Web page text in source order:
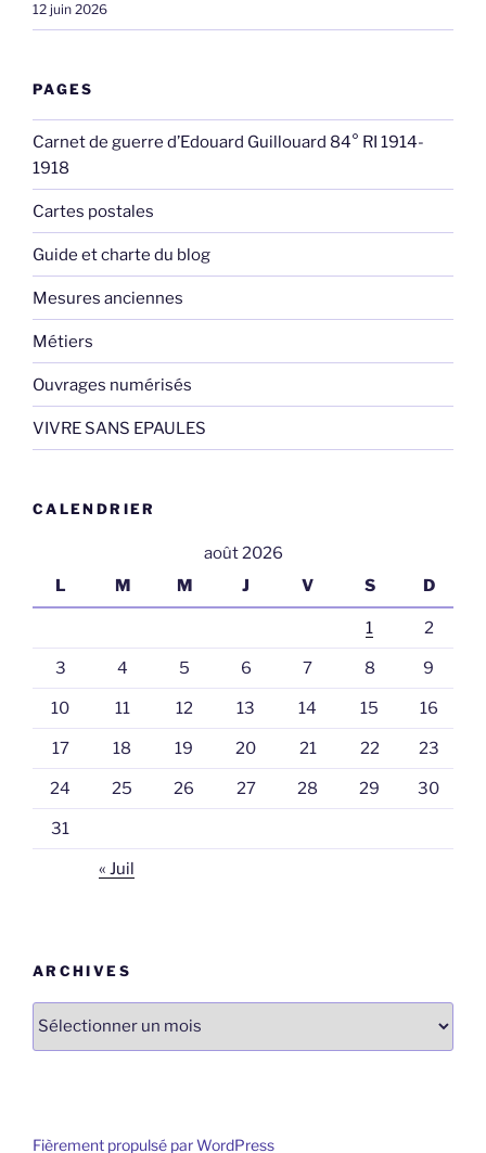
12 juin 2026
PAGES
Carnet de guerre d’Edouard Guillouard 84° RI 1914-
1918
Cartes postales
Guide et charte du blog
Mesures anciennes
Métiers
Ouvrages numérisés
VIVRE SANS EPAULES
CALENDRIER
août 2026
L
M M J V S D
1 2
3 4 5 6 7 8 9
10 11 12 13 14 15 16
17 18 19 20 21 22 23
24 25 26 27 28 29 30
31
« Juil
ARCHIVES
Fièrement propulsé par WordPress